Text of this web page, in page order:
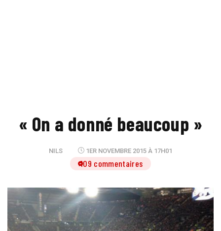
« On a donné beaucoup »
NILS 1ER NOVEMBRE 2015 À 17H01
109 commentaires